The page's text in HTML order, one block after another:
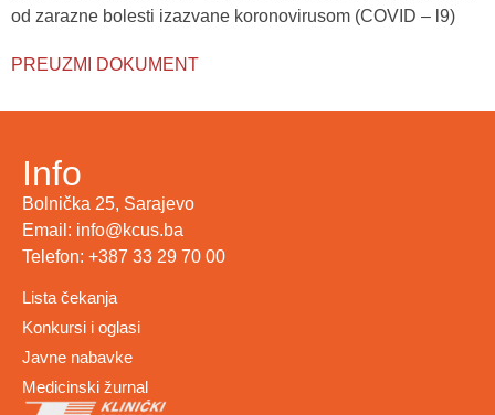
od zarazne bolesti izazvane koronovirusom (COVID – l9)
PREUZMI DOKUMENT
Info
Bolnička 25, Sarajevo
Email: info@kcus.ba
Telefon: +387 33 29 70 00
Lista čekanja
Konkursi i oglasi
Javne nabavke
Medicinski žurnal